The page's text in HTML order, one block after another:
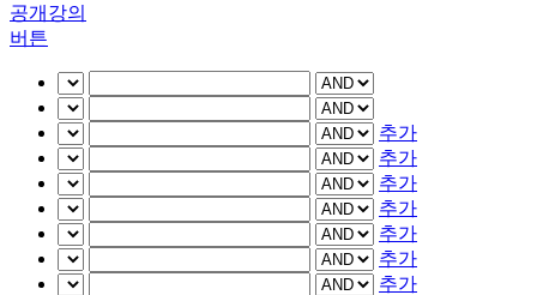
공개강의
버튼
추가
추가
추가
추가
추가
추가
추가